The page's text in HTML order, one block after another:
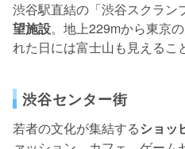
渋谷駅直結の「渋谷スクラン
望施設。地上229mから東京
れた日には富士山も見えるこ
渋谷センター街
若者の文化が集結するショッ